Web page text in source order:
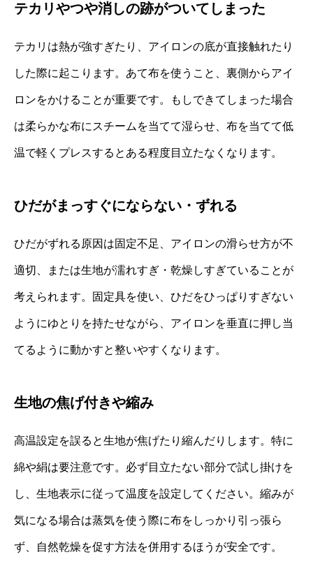
テカリやつや消しの跡がついてしまった
テカリは熱が強すぎたり、アイロンの底が直接触れたり
した際に起こります。あて布を使うこと、裏側からアイ
ロンをかけることが重要です。もしできてしまった場合
は柔らかな布にスチームを当てて湿らせ、布を当てて低
温で軽くプレスするとある程度目立たなくなります。
ひだがまっすぐにならない・ずれる
ひだがずれる原因は固定不足、アイロンの滑らせ方が不
適切、または生地が濡れすぎ・乾燥しすぎていることが
考えられます。固定具を使い、ひだをひっぱりすぎない
ようにゆとりを持たせながら、アイロンを垂直に押し当
てるように動かすと整いやすくなります。
生地の焦げ付きや縮み
高温設定を誤ると生地が焦げたり縮んだりします。特に
綿や絹は要注意です。必ず目立たない部分で試し掛けを
し、生地表示に従って温度を設定してください。縮みが
気になる場合は蒸気を使う際に布をしっかり引っ張ら
ず、自然乾燥を促す方法を併用するほうが安全です。